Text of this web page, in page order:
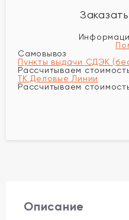
Самовывоз
Пункты выдачи СДЭК
Рассчитываем
ТК Деловые Линии
Рассчитываем
Описание